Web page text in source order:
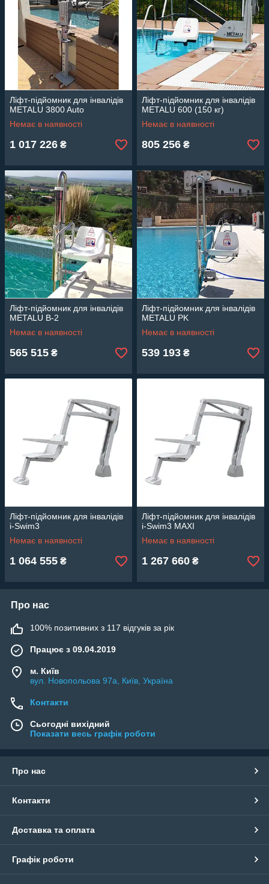
Ліфт-підйомник для інвалідів
METALU 3800 Auto
Немає в наявності
1 017 226 ₴
Ліфт-підйомник для інвалідів
METALU 600 (150 кг)
Немає в наявності
805 256 ₴
Ліфт-підйомник для інвалідів
METALU B-2
Немає в наявності
565 515 ₴
Ліфт-підйомник для інвалідів
METALU PK
Немає в наявності
539 193 ₴
Ліфт-підйомник для інвалідів
i-Swim3
Немає в наявності
1 064 555 ₴
Ліфт-підйомник для інвалідів
i-Swim3 MAXI
Немає в наявності
1 267 660 ₴
Про нас
100% позитивних з 117 відгуків за рік
Працює з 09.04.2019
м. Київ
вул. Новопольова 97а, Київ, Україна
Контакти
Сьогодні вихідний
Показати весь графік роботи
Про нас
Контакти
Доставка та оплата
Графік роботи